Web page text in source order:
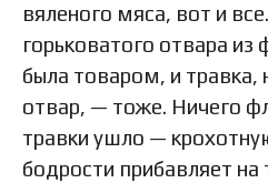
вяленого мяса, вот и
горьковатого отвара из
была товаром, и травка,
отвар, — тоже. Ничего
травки ушло —
бодрости прибавляет на